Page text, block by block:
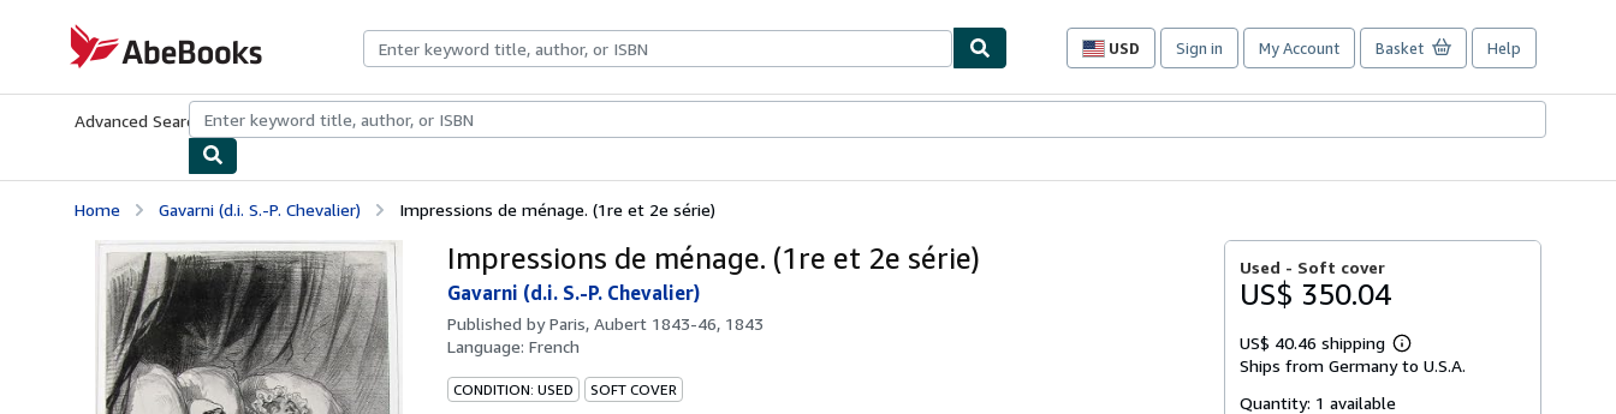
AbeBooks.com
USD
Site
preferences
Sign in My Account Basket Help
Advanced Search Browse CollectionsRare BooksArt & Collectibles
Home Gavarni (d.i. S.-P. Chevalier) Impressions de ménage. (1re et 2e série)
Impressions de ménage. (1re et 2e série)
Gavarni (d.i. S.-P. Chevalier)
Published byParis, Aubert 1843-46, 1843
Language: French
CONDITION: USED SOFT COVER
Used - Soft cover
US$ 350.04
US$ 40.46 shipping
Learn
more
Ships from Germany to U.S.A.
Quantity: 1 available